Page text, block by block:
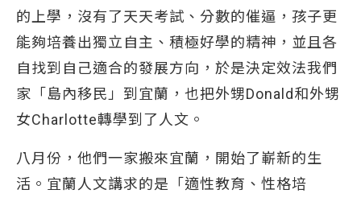
的上學，沒有了天天考試、分數的催逼，孩子更
能夠培養出獨立自主、積極好學的精神，並且各
自找到自己適合的發展方向，於是決定效法我們
家「島內移民」到宜蘭，也把外甥Donald和外甥
女Charlotte轉學到了人文。
八月份，他們一家搬來宜蘭，開始了嶄新的生
活。宜蘭人文講求的是「適性教育、性格培